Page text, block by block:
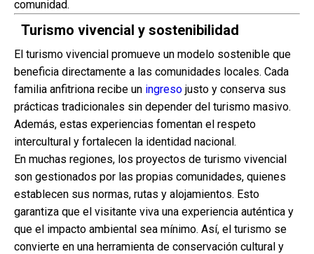
comunidad.
Turismo vivencial y sostenibilidad
El turismo vivencial promueve un modelo sostenible que
beneficia directamente a las comunidades locales. Cada
familia anfitriona recibe un ingreso justo y conserva sus
prácticas tradicionales sin depender del turismo masivo.
Además, estas experiencias fomentan el respeto
intercultural y fortalecen la identidad nacional.
En muchas regiones, los proyectos de turismo vivencial
son gestionados por las propias comunidades, quienes
establecen sus normas, rutas y alojamientos. Esto
garantiza que el visitante viva una experiencia auténtica y
que el impacto ambiental sea mínimo. Así, el turismo se
convierte en una herramienta de conservación cultural y